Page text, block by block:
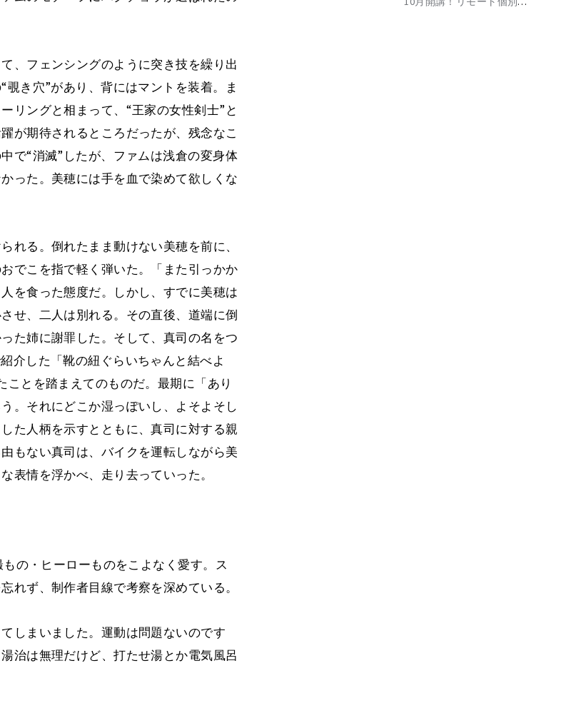
、フェンシングのように突き技を繰り出
き穴”があり、背にはマントを装着。ま
リングと相まって、“王家の女性剣士”と
が期待されるところだったが、残念なこ
で“消滅”したが、ファムは浅倉の変身体
った。美穂には手を血で染めて欲しくな
れる。倒れたまま動けない美穂を前に、
でこを指で軽く弾いた。「また引っかか
を食った態度だ。しかし、すでに美穂は
せ、二人は別れる。その直後、道端に倒
た姉に謝罪した。そして、真司の名をつ
介した「靴の紐ぐらいちゃんと結べよ
とを踏まえてのものだ。最期に「あり
。それにどこか湿っぽいし、よそよそし
た人柄を示すとともに、真司に対する親
もない真司は、バイクを運転しながら美
表情を浮かべ、走り去っていった。
の・ヒーローものをこよなく愛す。ス
れず、制作者目線で考察を深めている。
しまいました。運動は問題ないのです
治は無理だけど、打たせ湯とか電気風呂